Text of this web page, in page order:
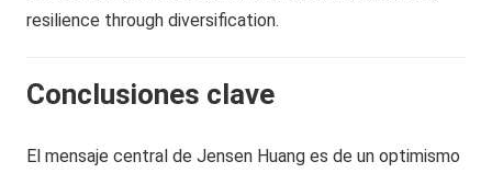
Conclusiones clave
El mensaje central de Jensen Huang es de un optimismo